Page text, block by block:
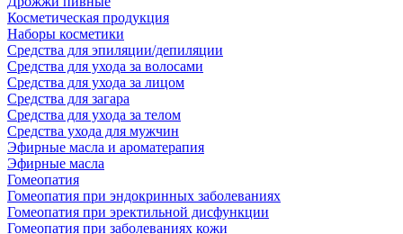
Косметическая продукция
Наборы косметики
Средства для эпиляции/депиляции
Средства для ухода за волосами
Средства для ухода за лицом
Средства для загара
Средства для ухода за телом
Средства ухода для мужчин
Эфирные масла и ароматерапия
Эфирные масла
Гомеопатия
Гомеопатия при эндокринных заболеваниях
Гомеопатия при эректильной дисфункции
Гомеопатия при заболеваниях кожи